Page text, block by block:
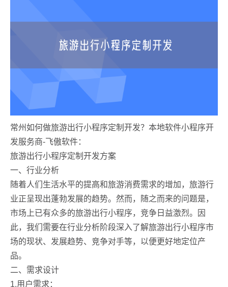
常州如何做旅游出行小程序定制开发？本地软件小程序开
发服务商-飞傲软件：
旅游出行小程序定制开发方案
一、行业分析
随着人们生活水平的提高和旅游消费需求的增加，旅游行
业正呈现出蓬勃发展的趋势。然而，随之而来的问题是，
市场上已有众多的旅游出行小程序，竞争日益激烈。因
此，我们需要在行业分析阶段深入了解旅游出行小程序市
场的现状、发展趋势、竞争对手等，以便更好地定位产
品。
二、需求设计
1.用户需求：